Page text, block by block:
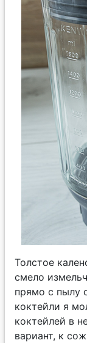
Толстое
смело
прямо с пылу
коктейли я
коктейлей в
вариант, к